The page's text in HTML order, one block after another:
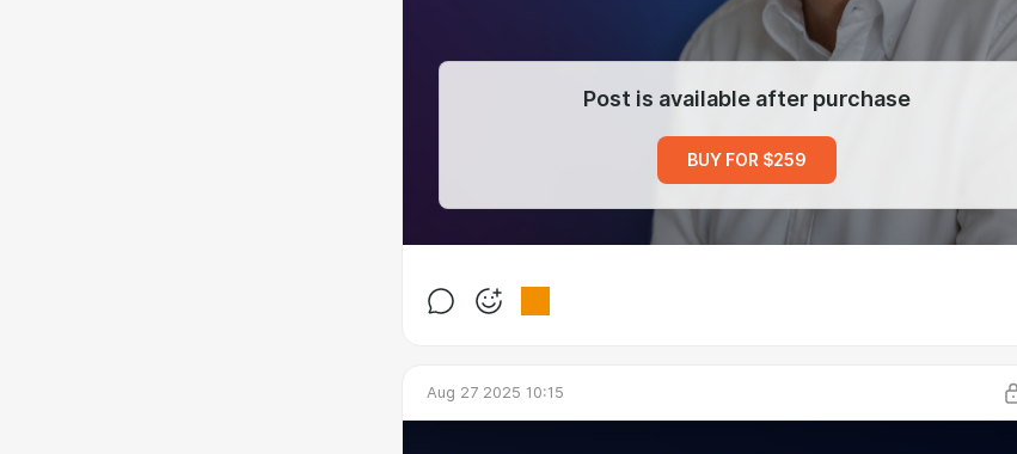
Post is available after purchase
BUY FOR $259
Aug 27 2025 10:15